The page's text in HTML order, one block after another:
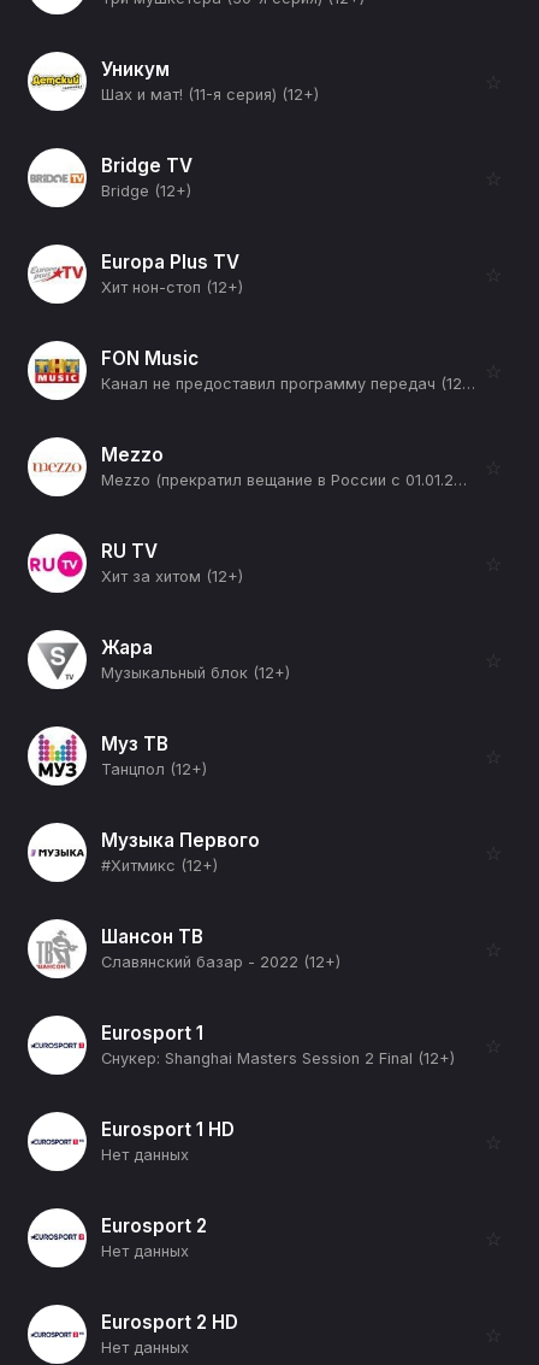
Уникум
Шах и мат! (11-я серия) (12+)
☆
Bridge TV
Bridge (12+)
☆
Europa Plus TV
Хит нон-стоп (12+)
☆
FON Music
Канал не предоставил программу передач (12+)
☆
Mezzo
Mezzo (прекратил вещание в России с 01.01.2026) (12+)
☆
RU TV
Хит за хитом (12+)
☆
Жара
Музыкальный блок (12+)
☆
Муз ТВ
Танцпол (12+)
☆
Музыка Первого
#Хитмикс (12+)
☆
Шансон ТВ
Славянский базар - 2022 (12+)
☆
Eurosport 1
Снукер: Shanghai Masters Session 2 Final (12+)
☆
Eurosport 1 HD
Нет данных
☆
Eurosport 2
Нет данных
☆
Eurosport 2 HD
Нет данных
☆